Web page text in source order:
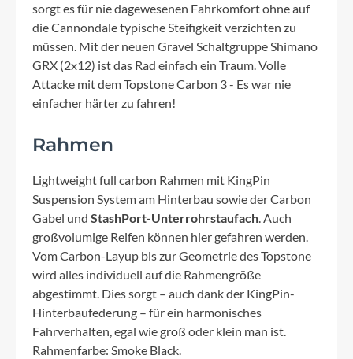
sorgt es für nie dagewesenen Fahrkomfort ohne auf
die Cannondale typische Steifigkeit verzichten zu
müssen. Mit der neuen Gravel Schaltgruppe Shimano
GRX (2x12) ist das Rad einfach ein Traum. Volle
Attacke mit dem Topstone Carbon 3 - Es war nie
einfacher härter zu fahren!
Rahmen
Lightweight full carbon Rahmen mit KingPin
Suspension System am Hinterbau sowie der Carbon
Gabel und StashPort-Unterrohrstaufach. Auch
großvolumige Reifen können hier gefahren werden.
Vom Carbon-Layup bis zur Geometrie des Topstone
wird alles individuell auf die Rahmengröße
abgestimmt. Dies sorgt – auch dank der KingPin-
Hinterbaufederung – für ein harmonisches
Fahrverhalten, egal wie groß oder klein man ist.
Rahmenfarbe: Smoke Black.